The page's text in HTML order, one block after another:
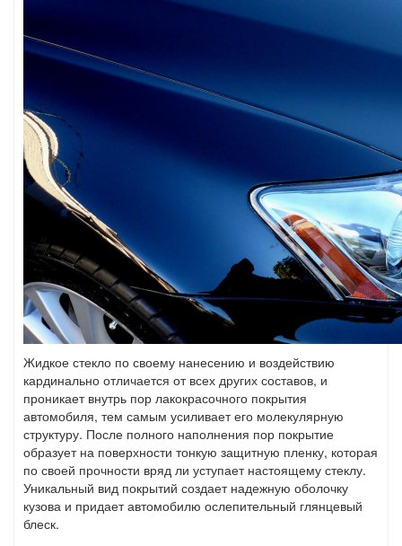
Жидкое стекло по своему нанесению и воздействию
кардинально отличается от всех других составов, и
проникает внутрь пор лакокрасочного покрытия
автомобиля, тем самым усиливает его молекулярную
структуру. После полного наполнения пор покрытие
образует на поверхности тонкую защитную пленку, которая
по своей прочности вряд ли уступает настоящему стеклу.
Уникальный вид покрытий создает надежную оболочку
кузова и придает автомобилю ослепительный глянцевый
блеск.